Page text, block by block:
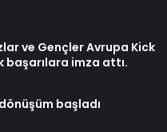
ve Gençler Avrupa Kick
başarılara imza attı.
başladı